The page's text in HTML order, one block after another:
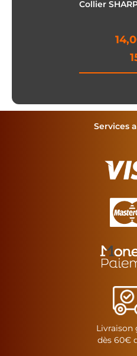
Collier
Services
Livraison
dès 60€